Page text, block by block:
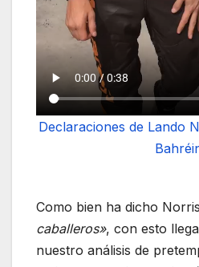
Declaraciones de Lando
Como bien ha dicho
caballeros», con esto
nuestro análisis de